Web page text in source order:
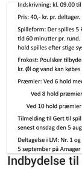
Indbydelse